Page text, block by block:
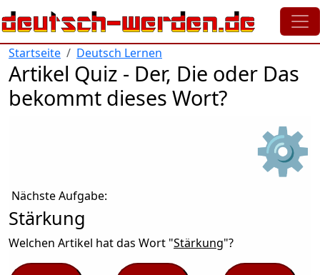
Direkt zum Inhalt
Startseite Deutsch Lernen
Artikel Quiz - Der, Die oder Das
bekommt dieses Wort?
⚙
Nächste Aufgabe:
Stärkung
Welchen Artikel hat das Wort "Stärkung"?